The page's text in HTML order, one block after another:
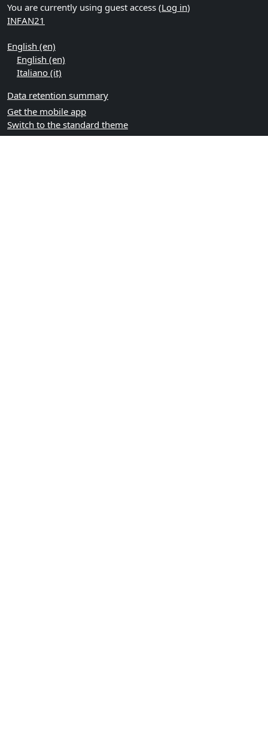
You are currently using guest access (Log in)
INFAN21
English ‎(en)‎
English ‎(en)‎
Italiano ‎(it)‎
Data retention summary
Get the mobile app
Switch to the standard theme